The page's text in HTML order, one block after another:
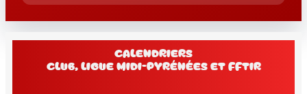
Calendriers
club, Ligue Midi-Pyrénées et FFtir